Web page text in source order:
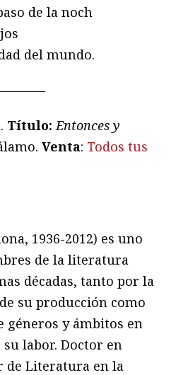
de la noch
del mundo.
Título: Entonces y
Venta: Todos tus
1936-2012) es uno
de la literatura
décadas, tanto por la
su producción como
géneros y ámbitos en
labor. Doctor en
de Literatura en la